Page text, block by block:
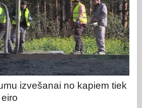
izvešanai no kapiem tiek